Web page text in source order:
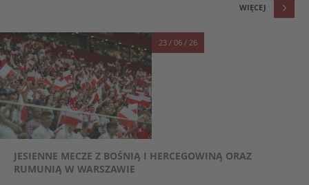
WIĘCEJ
23 / 06 / 26
JESIENNE MECZE Z BOŚNIĄ I HERCEGOWINĄ ORAZ
RUMUNIĄ W WARSZAWIE